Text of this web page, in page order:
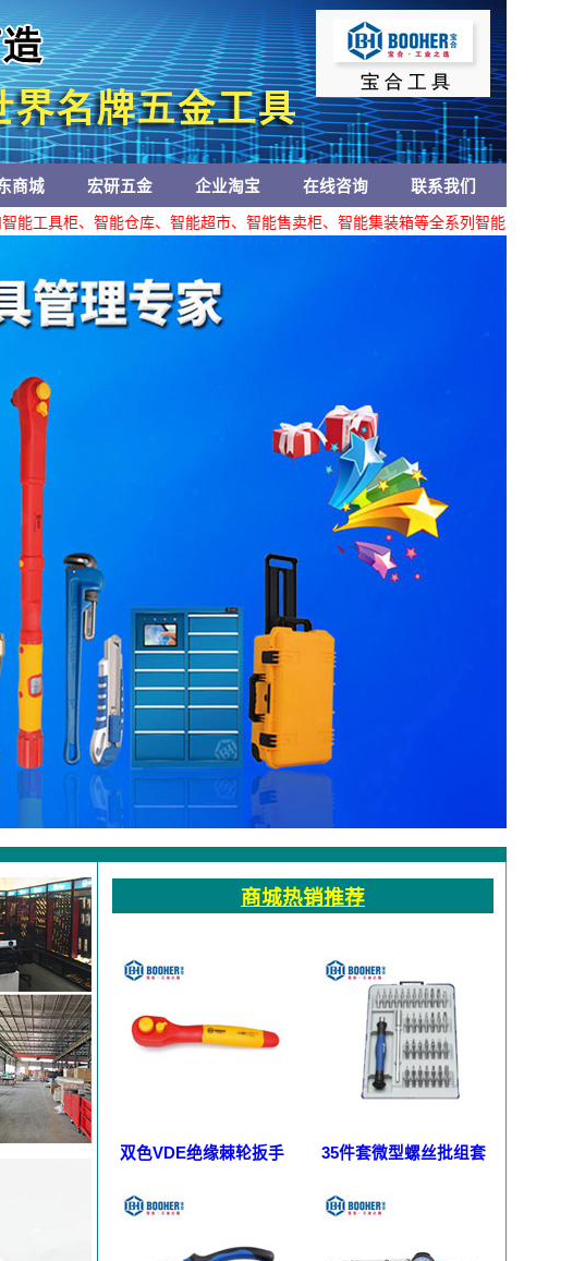
商城 宏研五金 企业淘宝 在线咨询 联系我们
具柜、智能仓库、智能超市、智能售卖柜、智能集装箱等全系列智能产品。
商城热销推荐
双色VDE绝缘棘轮扳手 35件套微型螺丝批组套